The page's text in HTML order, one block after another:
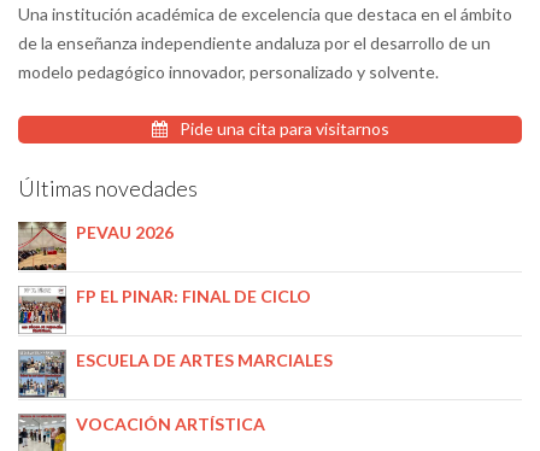
Una institución académica de excelencia que destaca en el ámbito
de la enseñanza independiente andaluza por el desarrollo de un
modelo pedagógico innovador, personalizado y solvente.
Pide una cita para visitarnos
Últimas novedades
PEVAU 2026
FP EL PINAR: FINAL DE CICLO
ESCUELA DE ARTES MARCIALES
VOCACIÓN ARTÍSTICA